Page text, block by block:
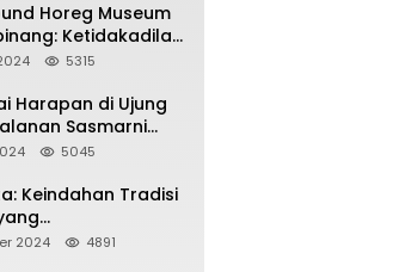
Horeg Museum
Ketidakadilan
5315
Harapan di Ujung
Sasmarni
Hati dan
5045
Keindahan Tradisi
Umat dalam
2024 4891